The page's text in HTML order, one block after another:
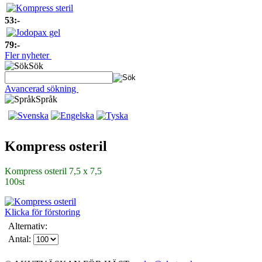
53:-
79:-
Fler nyheter
Sök
Avancerad sökning
Språk
Kompress osteril
Kompress osteril 7,5 x 7,5
100st
Klicka för förstoring
Alternativ:
Antal: